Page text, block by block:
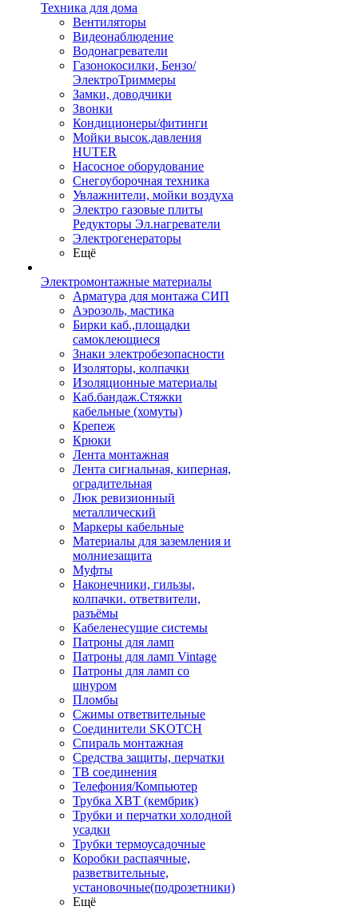
Техника для дома
Вентиляторы
Видеонаблюдение
Водонагреватели
Газонокосилки, Бензо/
ЭлектроТриммеры
Замки, доводчики
Звонки
Кондиционеры/фитинги
Мойки высок.давления
HUTER
Насосное оборудование
Снегоуборочная техника
Увлажнители, мойки воздуха
Электро газовые плиты
Редукторы Эл.нагреватели
Электрогенераторы
Ещё
Электромонтажные материалы
Арматура для монтажа СИП
Аэрозоль, мастика
Бирки каб.,площадки
самоклеющиеся
Знаки электробезопасности
Изоляторы, колпачки
Изоляционные материалы
Каб.бандаж.Стяжки
кабельные (хомуты)
Крепеж
Крюки
Лента монтажная
Лента сигнальная, киперная,
оградительная
Люк ревизионный
металлический
Маркеры кабельные
Материалы для заземления и
молниезащита
Муфты
Наконечники, гильзы,
колпачки. ответвители,
разъёмы
Кабеленесущие системы
Патроны для ламп
Патроны для ламп Vintage
Патроны для ламп со
шнуром
Пломбы
Сжимы ответвительные
Соединители SKOTCH
Спираль монтажная
Средства защиты, перчатки
ТВ соединения
Телефония/Компьютер
Трубка ХВТ (кембрик)
Трубки и перчатки холодной
усадки
Трубки термоусадочные
Коробки распаячные,
разветвительные,
установочные(подрозетники)
Ещё